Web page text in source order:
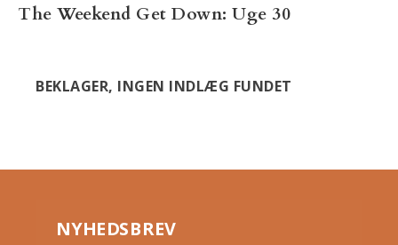
The Weekend Get Down: Uge 30
BEKLAGER, INGEN INDLÆG FUNDET
NYHEDSBREV